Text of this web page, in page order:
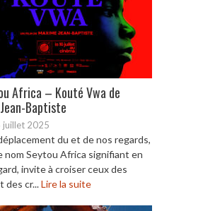
Africa – Kouté Vwa de
Baptiste
juillet 2025
du et de nos regards,
nom Seytou Africa signifiant en
invite à croiser ceux des
des cr...Lire la suite